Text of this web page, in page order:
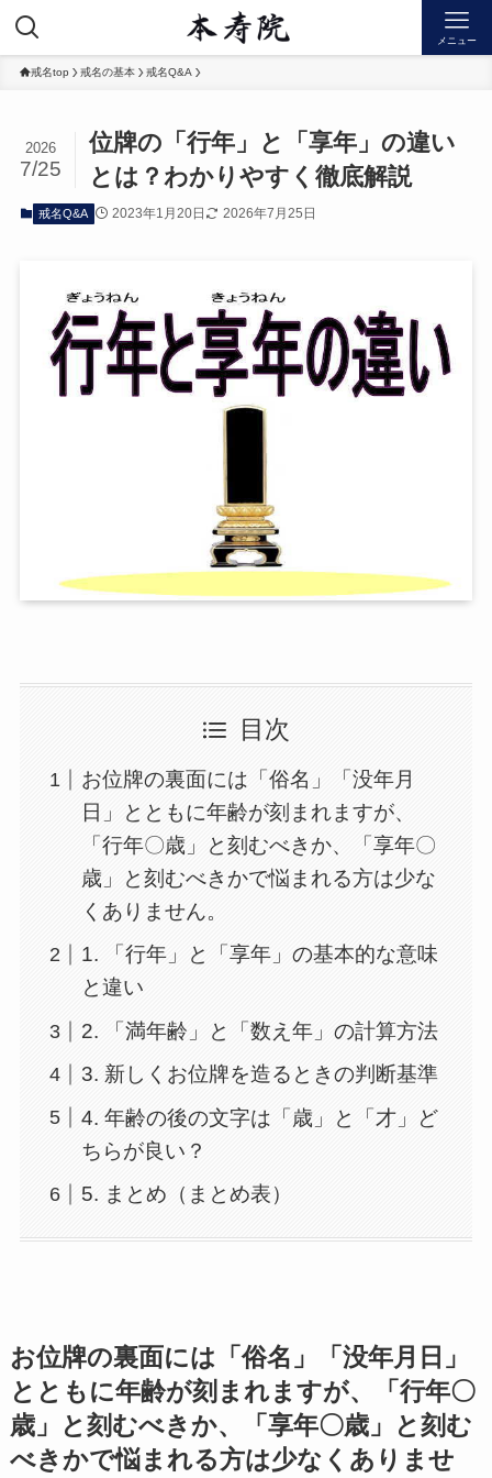
メニュー
戒名top 戒名の基本 戒名Q&A
位牌の「行年」と「享年」の違い
とは？わかりやすく徹底解説
2026
7/25
戒名Q&A 2023年1月20日 2026年7月25日
目次
お位牌の裏面には「俗名」「没年月
日」とともに年齢が刻まれますが、
「行年〇歳」と刻むべきか、「享年〇
歳」と刻むべきかで悩まれる方は少な
くありません。
1. 「行年」と「享年」の基本的な意味
と違い
2. 「満年齢」と「数え年」の計算方法
3. 新しくお位牌を造るときの判断基準
4. 年齢の後の文字は「歳」と「才」ど
ちらが良い？
5. まとめ（まとめ表）
お位牌の裏面には「俗名」「没年月日」
とともに年齢が刻まれますが、
「行年〇
歳」と刻むべきか、「享年〇歳」と刻む
べきかで悩まれる方は少なくありませ